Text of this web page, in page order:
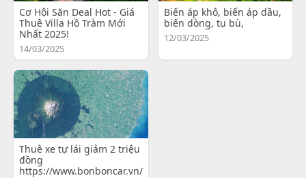
Cơ Hội Săn Deal Hot - Giá
Thuê Villa Hồ Tràm Mới
Nhất 2025!
14/03/2025
Biến áp khô, biến áp dầu,
biến dòng, tụ bù,
12/03/2025
Thuê xe tự lái giảm 2 triệu
đồng
https://www.bonboncar.vn/